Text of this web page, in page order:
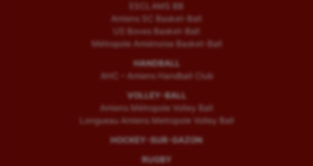
ESCLAMS BB
Amiens SC Basket-Ball
US Boves Basket-Ball
Métropole Amiénoise Basket-Ball
HANDBALL
AHC – Amiens Handball Club
VOLLEY-BALL
Amiens Métropole Volley Ball
Longueau Amiens Metropole Volley Ball
HOCKEY-SUR-GAZON
RUGBY